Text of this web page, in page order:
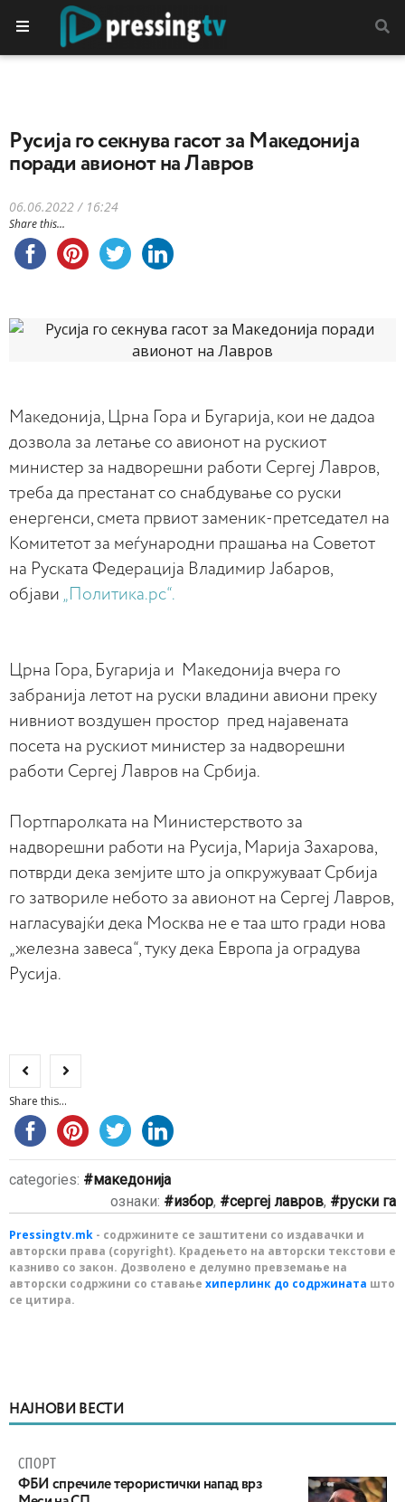
Русија го секнува гасот за Македонија
поради авионот на Лавров
06.06.2022 / 16:24
Share this...
Македонија, Црна Гора и Бугарија, кои не дадоа
дозвола за летање со авионот на рускиот
министер за надворешни работи Сергеј Лавров,
треба да престанат со снабдување со руски
енергенси, смета првиот заменик-претседател на
Комитетот за меѓународни прашања на Советот
на Руската Федерација Владимир Јабаров,
објави „Политика.рс“.
Црна Гора, Бугарија и Македонија вчера го
забранија летот на руски владини авиони преку
нивниот воздушен простор пред најавената
посета на рускиот министер за надворешни
работи Сергеј Лавров на Србија.
Портпаролката на Министерството за
надворешни работи на Русија, Марија Захарова,
потврди дека земјите што ја опкружуваат Србија
го затвориле небото за авионот на Сергеј Лавров,
нагласувајќи дека Москва не е таа што гради нова
„железна завеса“, туку дека Европа ја оградува
Русија.
Share this...
categories:
македонија
ознаки:
избор, сергеј лавров, руски га
Pressingtv.mk - содржините се заштитени со издавачки и
авторски права (copyright). Крадењето на авторски текстови е
казниво со закон. Дозволено е делумно превземање на
авторски содржини со ставање хиперлинк до содржината што
се цитира.
НАЈНОВИ ВЕСТИ
СПОРТ
ФБИ спречиле терористички напад врз